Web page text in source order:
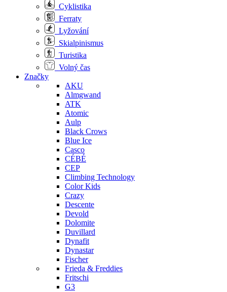
Cyklistika
Ferraty
Lyžování
Skialpinismus
Turistika
Volný čas
Značky
AKU
Almgwand
ATK
Atomic
Aulp
Black Crows
Blue Ice
Casco
CÉBÉ
CEP
Climbing Technology
Color Kids
Crazy
Descente
Devold
Dolomite
Duvillard
Dynafit
Dynastar
Fischer
Frieda & Freddies
Fritschi
G3